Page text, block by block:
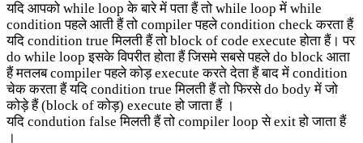
यदि आपको while loop के बारे में पता हैं तो while loop में while
condition पहले आती हैं तो compiler पहले condition check करता हैं
यदि condition true मिलती हैं तो block of code execute होता हैं। पर
do while loop इसके विपरीत होता हैं जिसमे सबसे पहले do block आता
हैं मतलब compiler पहले कोड़ execute करते देता हैं बाद में condition
चेक करता हैं यदि condition true मिलती हैं तो फिरसे do body में जो
कोड़े हैं (block of कोड़) execute हो जाता हैं ।
यदि condution false मिलती हैं तो compiler loop से exit हो जाता हैं
।